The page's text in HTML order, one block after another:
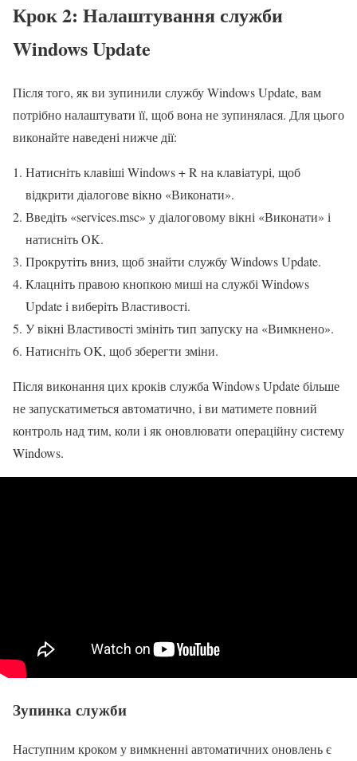
Крок 2: Налаштування служби
Windows Update
Після того, як ви зупинили службу Windows Update, вам
потрібно налаштувати її, щоб вона не зупинялася. Для цього
виконайте наведені нижче дії:
Натисніть клавіші Windows + R на клавіатурі, щоб
відкрити діалогове вікно «Виконати».
Введіть «services.msc» у діалоговому вікні «Виконати» і
натисніть OK.
Прокрутіть вниз, щоб знайти службу Windows Update.
Клацніть правою кнопкою миші на службі Windows
Update і виберіть Властивості.
У вікні Властивості змініть тип запуску на «Вимкнено».
Натисніть OK, щоб зберегти зміни.
Після виконання цих кроків служба Windows Update більше
не запускатиметься автоматично, і ви матимете повний
контроль над тим, коли і як оновлювати операційну систему
Windows.
Зупинка служби
Наступним кроком у вимкненні автоматичних оновлень є